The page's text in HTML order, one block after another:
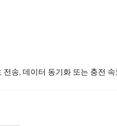
송, 데이터 동기화 또는 충전